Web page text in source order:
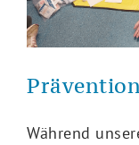
Während